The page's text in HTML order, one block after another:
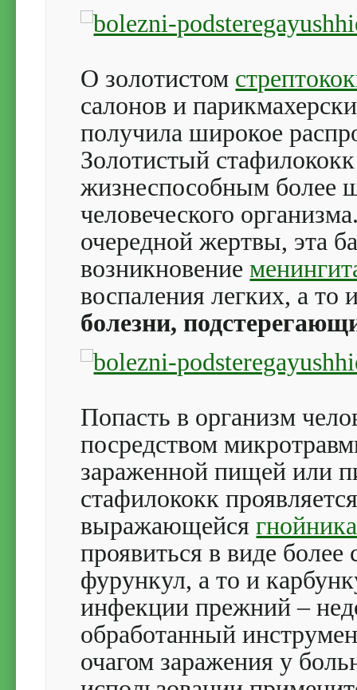
О золотистом
салонов и
получила широкое
Золотистый
жизнеспособным более
человеческого
очередной жертвы, эта
возникновение
воспаления легких, а
болезни,
Попасть в организм
посредством
зараженной пищей или
стафилококк
выражающейся
проявиться в виде
фурункул, а то и
инфекции прежний –
обработанный
очагом заражения у